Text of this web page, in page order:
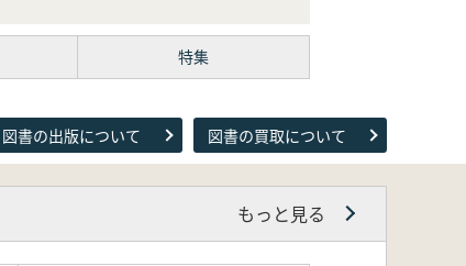
特集
図書の出版について 図書の買取について
もっと見る